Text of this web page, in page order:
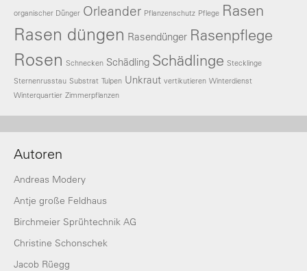
organischer Dünger Orleander Pflanzenschutz Pflege Rasen
Rasen düngen Rasendünger Rasenpflege
Rosen Schnecken Schädling Schädlinge Stecklinge
Sternenrusstau Substrat Tulpen Unkraut vertikutieren Winterdienst
Winterquartier Zimmerpflanzen
Autoren
Andreas Modery
Antje große Feldhaus
Birchmeier Sprühtechnik AG
Christine Schonschek
Jacob Rüegg